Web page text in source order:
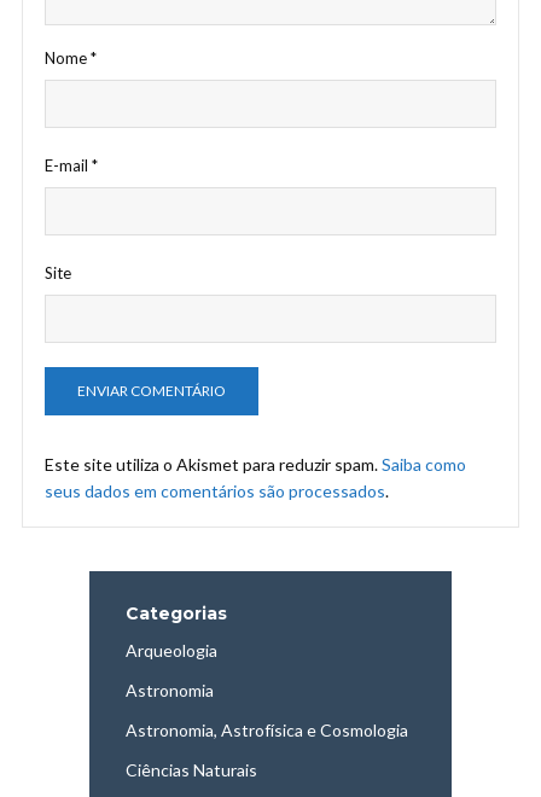
Nome*
E-mail *
Site
Este site utiliza o Akismet para reduzir spam.Saiba como
seus dados em comentários são processados.
Categorias
Arqueologia
Astronomia
Astronomia, Astrofísica e Cosmologia
Ciências Naturais